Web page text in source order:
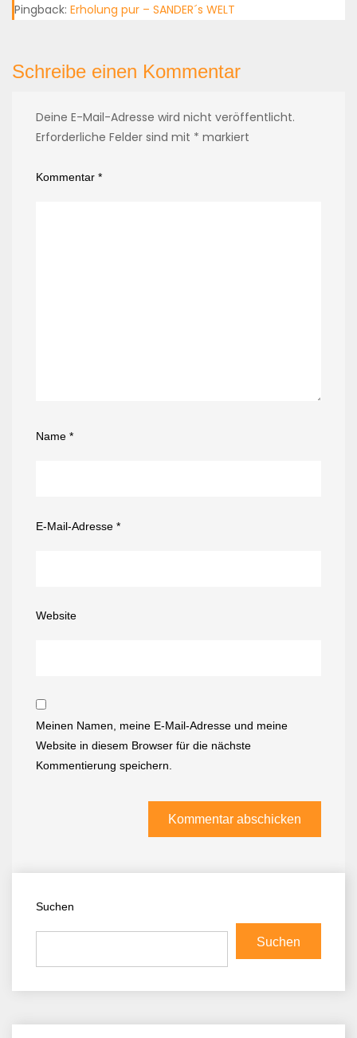
Pingback: Erholung pur – SANDER´s WELT
Schreibe einen Kommentar
Deine E-Mail-Adresse wird nicht veröffentlicht.
Erforderliche Felder sind mit * markiert
Kommentar *
Name *
E-Mail-Adresse *
Website
Meinen Namen, meine E-Mail-Adresse und meine
Website in diesem Browser für die nächste
Kommentierung speichern.
Suchen
Suchen